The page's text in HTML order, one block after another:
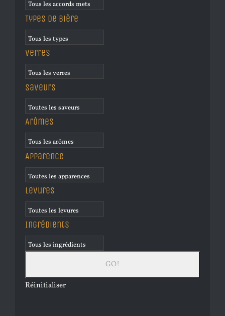
Types de bière
Verres
Saveurs
Arômes
Apparence
Levures
Ingrédients
Réinitialiser